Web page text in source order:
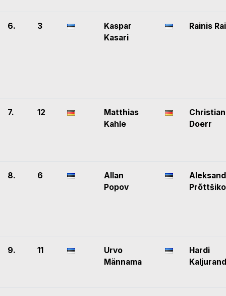
6. 3
Kaspar
Kasari
Rainis
7. 12
Matthias
Kahle
Christian
Doerr
8. 6
Allan
Popov
9. 11
Urvo
Männama
Hardi
Kaljurand